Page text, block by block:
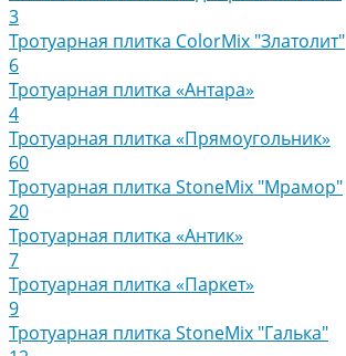
3
Тротуарная плитка ColorMix "Златолит"
6
Тротуарная плитка «Антара»
4
Тротуарная плитка «Прямоугольник»
60
Тротуарная плитка StoneMix "Мрамор"
20
Тротуарная плитка «Антик»
7
Тротуарная плитка «Паркет»
9
Тротуарная плитка StoneMix "Галька"